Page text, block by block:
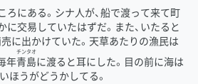
ろにある。シナ人が、船で渡って来て町
に交易していたはずだ。また、いたると
に出かけていた。天草あたりの漁民は
年青
チン
島
タオ
に渡ると耳にした。目の前に海は
ほうがどうかしてる。